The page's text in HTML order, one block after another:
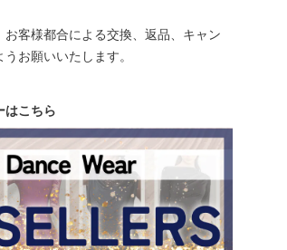
お客様都合による交換、返品、キャン
お願いいたします。
はこちら